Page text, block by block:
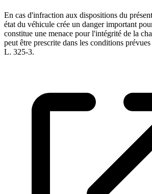
En cas d'infraction aux dispositions du
état du véhicule crée un danger important
constitue une menace pour l'intégrité de la
peut être prescrite dans les conditions
L. 325-3.